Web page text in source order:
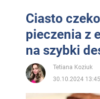
Ciasto
pieczenia z
na szybki
Tetiana Koziuk
30.10.2024 13:45